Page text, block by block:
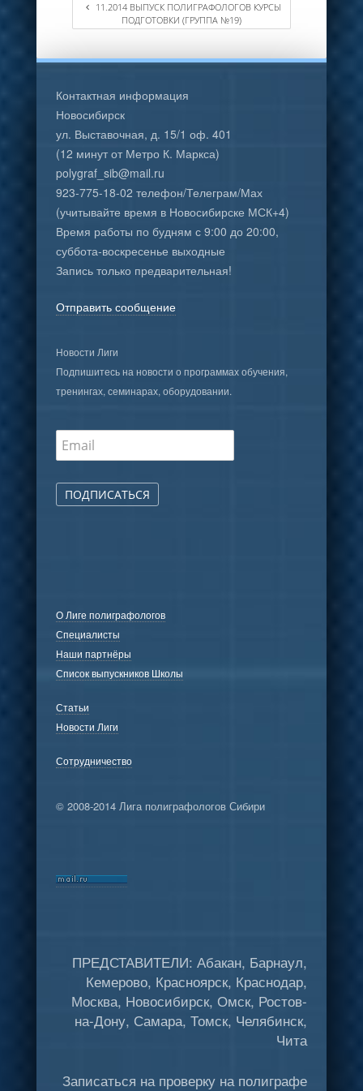
11.2014 ВЫПУСК ПОЛИГРАФОЛОГОВ КУРСЫ
ПОДГОТОВКИ (ГРУППА №19)
Контактная информация
Новосибирск
ул. Выставочная, д. 15/1 оф. 401
(12 минут от Метро К. Маркса)
polygraf_sib@mail.ru
923-775-18-02 телефон/Телеграм/Мах
(учитывайте время в Новосибирске МСК+4)
Время работы по будням с 9:00 до 20:00,
суббота-воскресенье выходные
Запись только предварительная!
Отправить сообщение
Новости Лиги
Подпишитесь на новости о программах обучения,
тренингах, семинарах, оборудовании.
ПОДПИСАТЬСЯ
О Лиге полиграфологов
Специалисты
Наши партнёры
Список выпускников Школы
Статьи
Новости Лиги
Сотрудничество
© 2008-2014 Лига полиграфологов Сибири
ПРЕДСТАВИТЕЛИ: Абакан, Барнаул,
Кемерово, Красноярск, Краснодар,
Москва, Новосибирск, Омск, Ростов-
на-Дону, Самара, Томск, Челябинск,
Чита
Записаться на проверку на полиграфе